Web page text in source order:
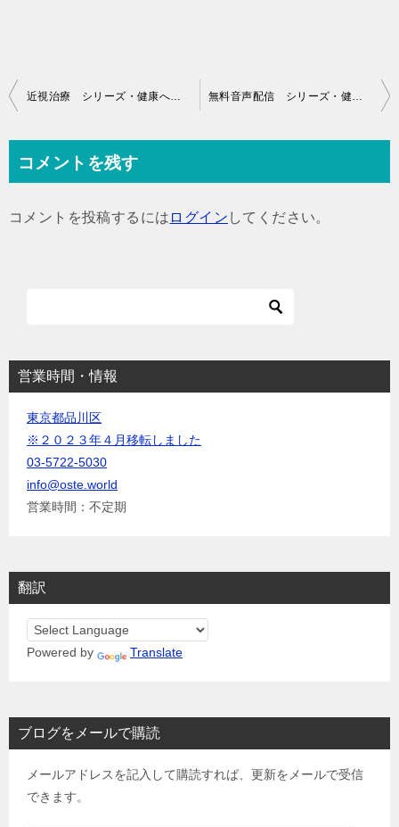
投
ビ
近視治療 シリーズ・健康への道 無料音声配信 シリーズ・健康への道
コメントを残す
コメントを投稿するには ログイン してください。
営業時間・情報
東京都品川区
※２０２３年４月移転しました
03-5722-5030
info@oste.world
営業時間：不定期
翻訳
Powered by Translate
ブログをメールで購読
メールアドレスを記入して購読すれば、更新をメールで受信
できます。